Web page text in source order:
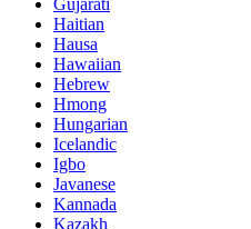
Haitian
Hausa
Hawaiian
Hebrew
Hmong
Hungarian
Icelandic
Igbo
Javanese
Kannada
Kazakh